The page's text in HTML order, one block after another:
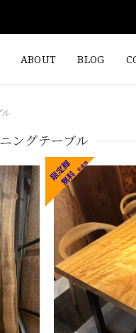
ABOUT BLOG
ングテーブル